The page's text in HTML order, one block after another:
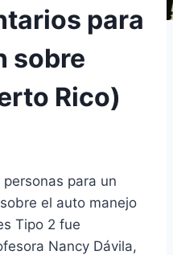
para
sobre
Rico)
para un
el auto manejo
Tipo 2 fue
Nancy Dávila,